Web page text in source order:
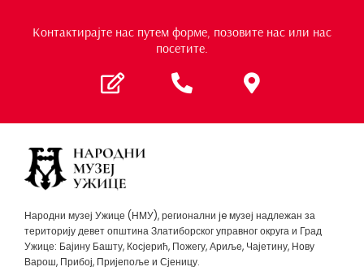
Контактирајте нас путем форме, позовите нас или нас
посетите.
Народни музеј Ужице (НМУ), регионални je музеј надлежан за
територију девет општина Златиборског управног округа и Град
Ужице: Бајину Башту, Косјерић, Пожегу, Ариље, Чајетину, Нову
Варош, Прибој, Пријепоље и Сјеницу.